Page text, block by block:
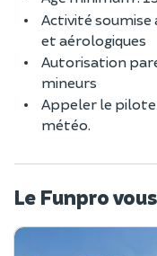
Activité
et aérologiques
Autorisation
mineurs
Appeler le
météo.
Le Funpro